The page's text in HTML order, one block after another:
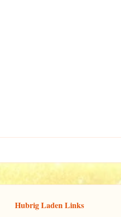
Hubrig Laden Links